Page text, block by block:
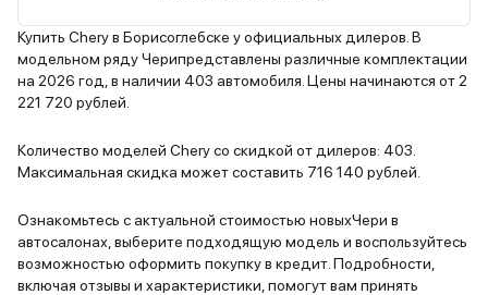
100 км. Из плюсов также стоит
отметить богатую комплектацию.
Есть все необходимые опции:
адаптивный круиз-контроль,
камеры кругового обзора,
панорамная крыша,
Мультимедийная система
работает быстро и без глюков. В
целом, Chery Tiggo 9 неплохой
стильная
Салон
но
гибридная
Купить Chery в Борисоглебске у официальных дилеров. В
модельном ряду Черипредставлены различные комплектации
на 2026 год, в наличии 403 автомобиля. Цены начинаются от 2
221 720 рублей.
Количество моделей Chery со скидкой от дилеров: 403.
Максимальная скидка может составить 716 140 рублей.
Ознакомьтесь с актуальной стоимостью новыхЧери в
автосалонах, выберите подходящую модель и воспользуйтесь
возможностью оформить покупку в кредит. Подробности,
включая отзывы и характеристики, помогут вам принять